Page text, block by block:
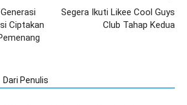
Ciptakan
Segera Ikuti Likee Cool Guys
Club Tahap Kedua
Dari Penulis